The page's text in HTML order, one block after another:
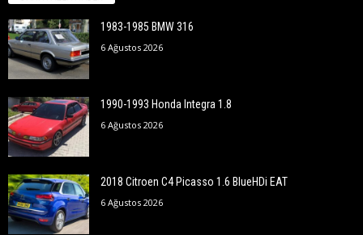
1983-1985 BMW 316
6 Ağustos 2026
1990-1993 Honda Integra 1.8
6 Ağustos 2026
2018 Citroen C4 Picasso 1.6 BlueHDi EAT
6 Ağustos 2026